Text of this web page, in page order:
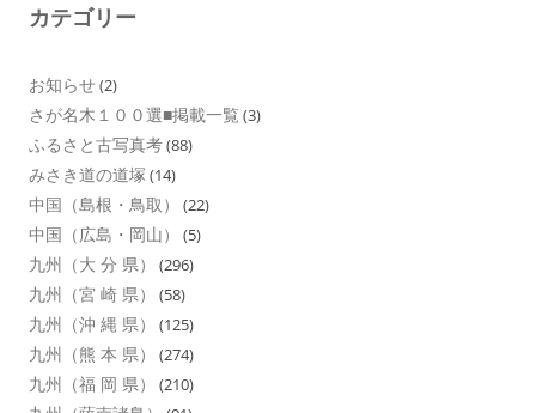
カテゴリー
お知らせ(2)
さが名木１００選■掲載一覧 (3)
ふるさと古写真考(88)
みさき道の道塚 (14)
中国（島根・鳥取） (22)
中国（広島・岡山） (5)
九州（大 分 県） (296)
九州（宮 崎 県） (58)
九州（沖 縄 県） (125)
九州（熊 本 県） (274)
九州（福 岡 県） (210)